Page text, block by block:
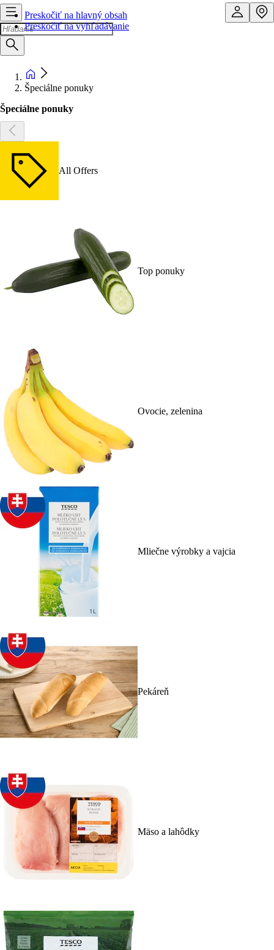
Preskočiť na hlavný obsah
Preskočiť na vyhľadávanie
Špeciálne ponuky
Špeciálne ponuky
All Offers
Top ponuky
Ovocie, zelenina
Mliečne výrobky a vajcia
Pekáreň
Mäso a lahôdky